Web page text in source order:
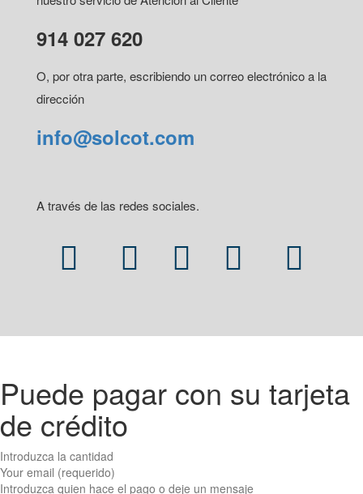
914 027 620
O, por otra parte, escribiendo un correo electrónico a la
dirección
info@solcot.com
A través de las redes sociales.
Puede pagar con su tarjeta
de crédito